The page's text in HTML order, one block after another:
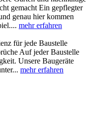
gemacht Ein gepflegter
genau hier kommen
mehr erfahren
für jede Baustelle
Auf jeder Baustelle
Unsere Baugeräte
mehr erfahren